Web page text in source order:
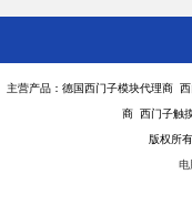
主营产品：德国西门子模块代理商
商 西门子触
版权所
电